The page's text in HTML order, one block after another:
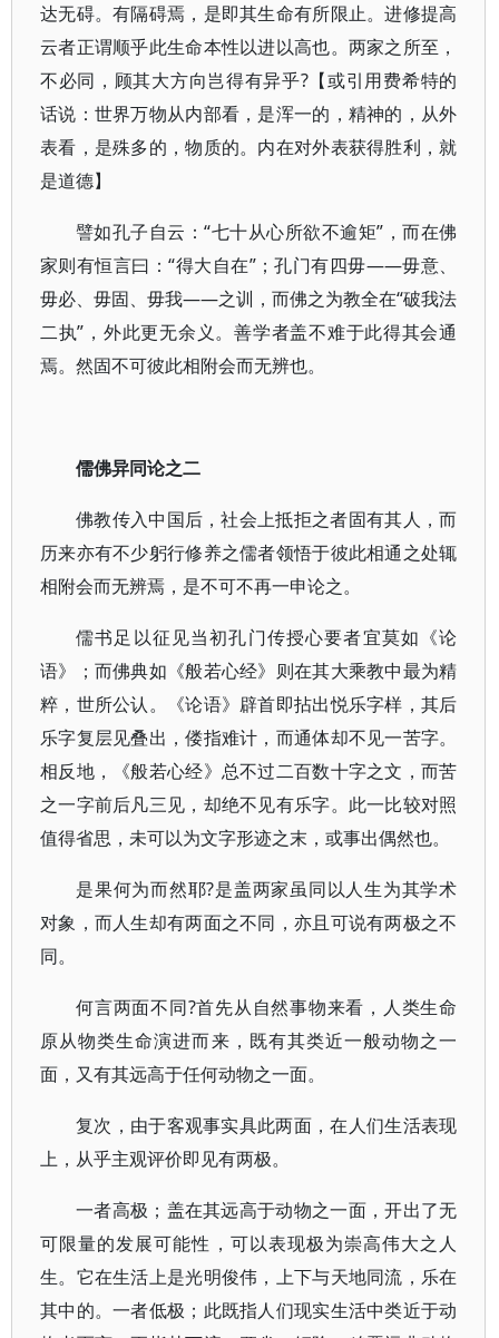
达无碍。有隔碍焉，是即其生命有所限止。进修提高
云者正谓顺乎此生命本性以进以高也。两家之所至，
不必同，顾其大方向岂得有异乎?【或引用费希特的
话说：世界万物从内部看，是浑一的，精神的，从外
表看，是殊多的，物质的。内在对外表获得胜利，就
是道德】
譬如孔子自云：“七十从心所欲不逾矩”，而在佛
家则有恒言曰：“得大自在”；孔门有四毋——毋意、
毋必、毋固、毋我——之训，而佛之为教全在“破我法
二执”，外此更无余义。善学者盖不难于此得其会通
焉。然固不可彼此相附会而无辨也。
儒佛异同论之二
佛教传入中国后，社会上抵拒之者固有其人，而
历来亦有不少躬行修养之儒者领悟于彼此相通之处辄
相附会而无辨焉，是不可不再一申论之。
儒书足以征见当初孔门传授心要者宜莫如《论
语》；而佛典如《般若心经》则在其大乘教中最为精
粹，世所公认。《论语》辟首即拈出悦乐字样，其后
乐字复层见叠出，偻指难计，而通体却不见一苦字。
相反地，《般若心经》总不过二百数十字之文，而苦
之一字前后凡三见，却绝不见有乐字。此一比较对照
值得省思，未可以为文字形迹之末，或事出偶然也。
是果何为而然耶?是盖两家虽同以人生为其学术
对象，而人生却有两面之不同，亦且可说有两极之不
同。
何言两面不同?首先从自然事物来看，人类生命
原从物类生命演进而来，既有其类近一般动物之一
面，又有其远高于任何动物之一面。
复次，由于客观事实具此两面，在人们生活表现
上，从乎主观评价即见有两极。
一者高极；盖在其远高于动物之一面，开出了无
可限量的发展可能性，可以表现极为崇高伟大之人
生。它在生活上是光明俊伟，上下与天地同流，乐在
其中的。一者低极；此既指人们现实生活中类近于动